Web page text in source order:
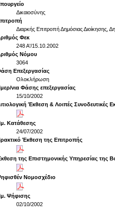
Δικαιοσύνης
Διαρκής Επιτροπή Δημόσιας Διοίκησης,
Φεκ
248 Α'/15.10.2002
Νόμου
3064
Επεξεργασίας
Ολοκλήρωση
νια Φάσης επεξεργασίας
15/10/2002
Έκθεση & Λοιπές Συνοδευτικές
Κατάθεσης
24/07/2002
Έκθεση της Επιτροπής
της Επιστημονικής Υπηρεσίας της
Νομοσχέδιο
Ψήφισης
02/10/2002